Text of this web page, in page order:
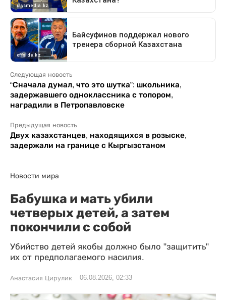
Следующая новость
“Сначала думал, что это шутка”: школьника,
задержавшего одноклассника с топором,
наградили в Петропавловске
Предыдущая новость
Двух казахстанцев, находящихся в розыске,
задержали на границе с Кыргызстаном
Новости мира
Бабушка и мать убили
четверых детей, а затем
покончили с собой
Убийство детей якобы должно было "защитить"
их от предполагаемого насилия.
Анастасия Цирулик 06.08.2026, 02:33